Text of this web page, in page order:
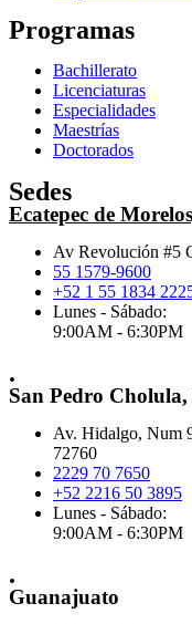
Programas
Bachillerato
Licenciaturas
Especialidades
Maestrías
Doctorados
Sedes
Ecatepec de
Av Revolución #5
55 1579-9600
+52 1 55 1834
Lunes - Sábado:
9:00AM - 6:30PM
.
San Pedro
Av. Hidalgo, Num
72760
2229 70 7650
+52 2216 50 3895
Lunes - Sábado:
9:00AM - 6:30PM
.
Guanajuato